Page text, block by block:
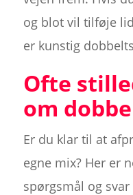
og blot vil tilføje
er kunstig
Ofte
om
Er du klar til at
egne mix? Her er
spørgsmål og